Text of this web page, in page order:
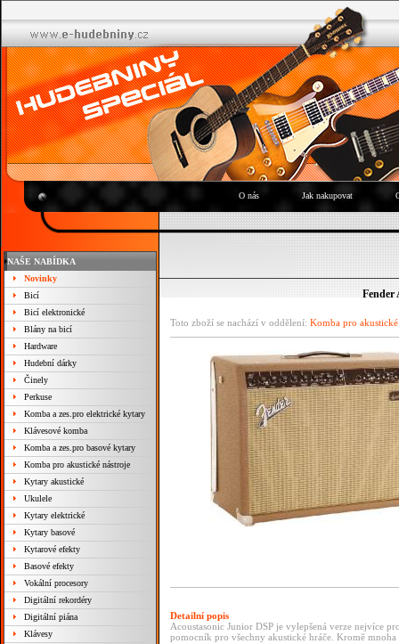
O nás Jak nakupovat
NAŠE NABÍDKA
Novinky
Bicí
Bicí elektronické
Blány na bicí
Hardware
Hudební dárky
Činely
Perkuse
Komba a zes.pro elektrické kytary
Klávesové komba
Komba a zes.pro basové kytary
Komba pro akustické nástroje
Kytary akustické
Ukulele
Kytary elektrické
Kytary basové
Kytarové efekty
Basové efekty
Vokální procesory
Digitální rekordéry
Digitální piána
Klávesy
Fender
Toto zboží se nachází v oddělení: Komba pro
Detailní popis
Acoustasonic Junior DSP je vylepšená verze nejvíce
pomocník pro všechny akustické hráče. Kromě